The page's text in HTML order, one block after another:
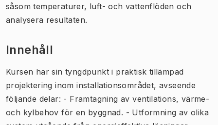
såsom temperaturer, luft- och vattenflöden och
analysera resultaten.
Innehåll
Kursen har sin tyngdpunkt i praktisk tillämpad
projektering inom installationsområdet, avseende
följande delar: - Framtagning av ventilations, värme-
och kylbehov för en byggnad. - Utformning av olika